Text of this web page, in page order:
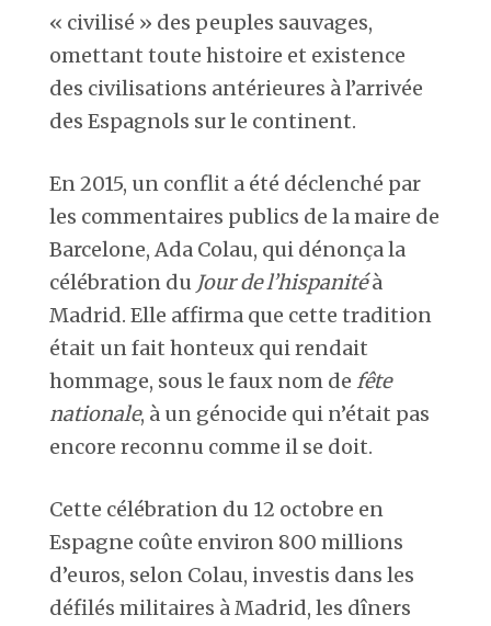
« civilisé » des peuples sauvages,
omettant toute histoire et existence
des civilisations antérieures à l’arrivée
des Espagnols sur le continent.
En 2015, un conflit a été déclenché par
les commentaires publics de la maire de
Barcelone, Ada Colau, qui dénonça la
célébration du Jour de l’hispanitéà
Madrid. Elle affirma que cette tradition
était un fait honteux qui rendait
hommage, sous le faux nom de fête
nationale, à un génocide qui n’était pas
encore reconnu comme il se doit.
Cette célébration du 12 octobre en
Espagne coûte environ 800 millions
d’euros, selon Colau, investis dans les
défilés militaires à Madrid, les dîners